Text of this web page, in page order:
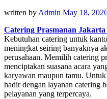
written byAdmin May 18,
Catering Prasmanan
Kebutuhan catering untuk
meningkat seiring banyaknya
perusahaan. Memilih catering
menciptakan suasana acara
karyawan maupun tamu.
hadir dengan layanan catering
pelayanan yang terpercaya.